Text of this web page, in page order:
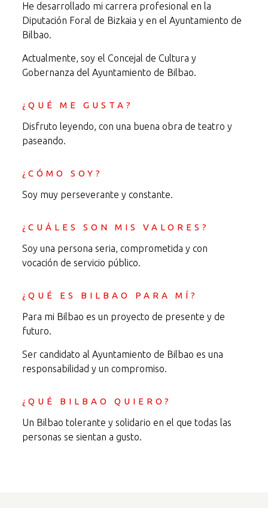
He desarrollado mi carrera profesional en la
Diputación Foral de Bizkaia y en el Ayuntamiento de
Bilbao.
Actualmente, soy el Concejal de Cultura y
Gobernanza del Ayuntamiento de Bilbao.
¿QUÉ ME GUSTA?
Disfruto leyendo, con una buena obra de teatro y
paseando.
¿CÓMO SOY?
Soy muy perseverante y constante.
¿CUÁLES SON MIS VALORES?
Soy una persona seria, comprometida y con
vocación de servicio público.
¿QUÉ ES BILBAO PARA MÍ?
Para mi Bilbao es un proyecto de presente y de
futuro.
Ser candidato al Ayuntamiento de Bilbao es una
responsabilidad y un compromiso.
¿QUÉ BILBAO QUIERO?
Un Bilbao tolerante y solidario en el que todas las
personas se sientan a gusto.